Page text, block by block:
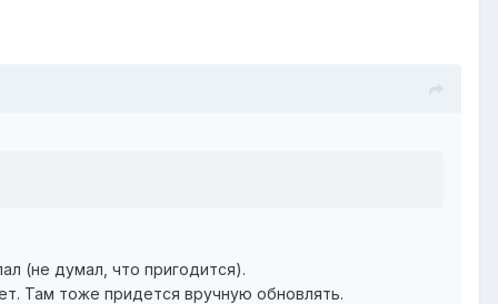
(не думал, что пригодится).
Там тоже придется вручную обновлять.